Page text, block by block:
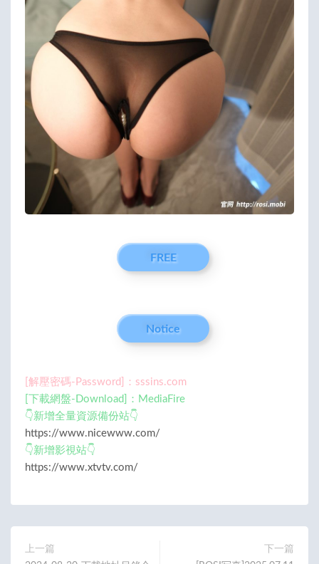
FREE
Notice
[解壓密碼-Password]：sssins.com
[下載網盤-Download]：MediaFire
👇新增全量資源備份站👇
https://www.nicewww.com/
👇新增影視站👇
https://www.xtvtv.com/
上一篇
下一篇